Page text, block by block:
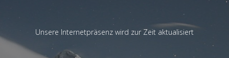
Unsere Internetpräsenz wird zur Zeit aktualisiert